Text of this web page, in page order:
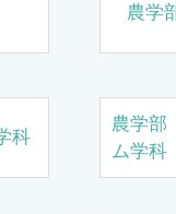
農学
科
農学
ム学科